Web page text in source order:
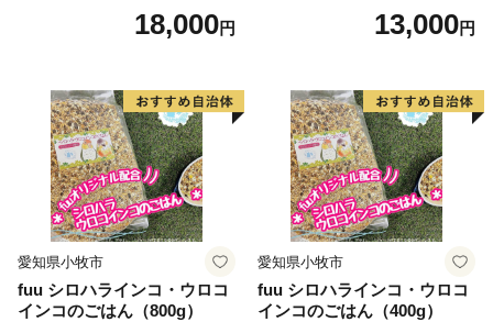
18,000円 13,000円
愛知県小牧市
fuu シロハラインコ・ウロコ
インコのごはん（800g）
愛知県小牧市
fuu シロハラインコ・ウロコ
インコのごはん（400g）